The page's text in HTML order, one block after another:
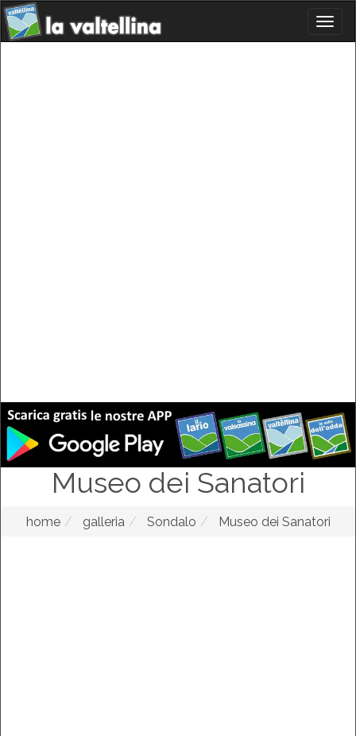
Museo dei Sanatori
home galleria Sondalo Museo dei Sanatori